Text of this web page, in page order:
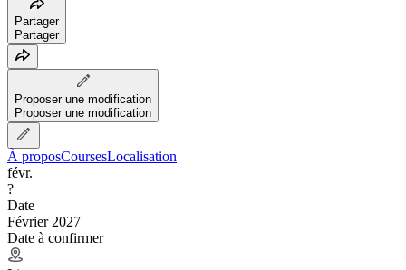
Partager
Partager
Proposer une modification
Proposer une modification
À proposCoursesLocalisation
févr.
?
Date
Février 2027
Date à confirmer